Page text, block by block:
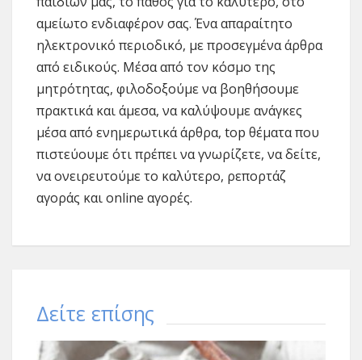
αμείωτο ενδιαφέρον σας. Ένα απαραίτητο
ηλεκτρονικό περιοδικό, με προσεγμένα άρθρα
από ειδικούς. Μέσα από τον κόσμο της
μητρότητας, φιλοδοξούμε να βοηθήσουμε
πρακτικά και άμεσα, να καλύψουμε ανάγκες
μέσα από ενημερωτικά άρθρα, top θέματα που
πιστεύουμε ότι πρέπει να γνωρίζετε, να δείτε,
να ονειρευτούμε το καλύτερο, ρεπορτάζ
αγοράς και online αγορές.
Δείτε επίσης